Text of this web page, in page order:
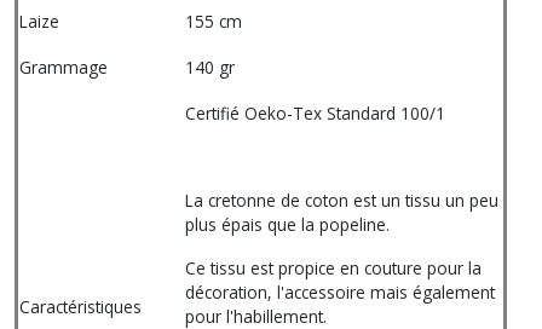
Laize
155 cm
Grammage
140 gr
Caractéristiques
Certifié Oeko-Tex Standard 100/1
La cretonne de coton est un tissu un peu
plus épais que la popeline.
Ce tissu est propice en couture pour la
décoration, l'accessoire mais également
pour l'habillement.